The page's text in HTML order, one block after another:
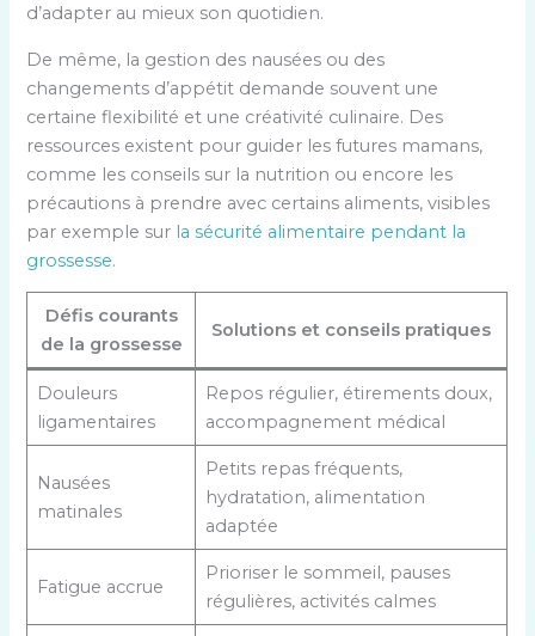
d’adapter au mieux son quotidien.
De même, la gestion des nausées ou des
changements d’appétit demande souvent une
certaine flexibilité et une créativité culinaire. Des
ressources existent pour guider les futures mamans,
comme les conseils sur la nutrition ou encore les
précautions à prendre avec certains aliments, visibles
par exemple sur la sécurité alimentaire pendant la
grossesse.
Défis courants
de la grossesse
Solutions et conseils pratiques
Douleurs
ligamentaires
Repos régulier, étirements doux,
accompagnement médical
Nausées
matinales
Petits repas fréquents,
hydratation, alimentation
adaptée
Fatigue accrue
Prioriser le sommeil, pauses
régulières, activités calmes